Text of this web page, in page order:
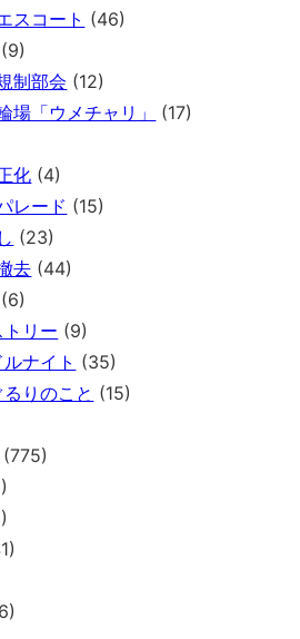
スコート (46)
(9)
制部会 (12)
場「ウメチャリ」
(17)
化 (4)
レード (15)
(23)
去 (44)
(6)
リー (9)
ナイト (35)
りのこと (15)
(775)